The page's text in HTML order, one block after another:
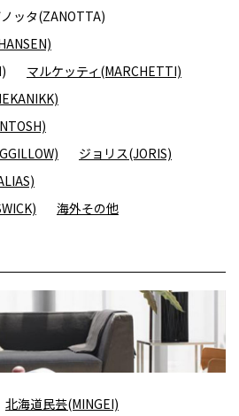
ッタ(ZANOTTA)
マルケッティ(MARCHETTI)
ジョリス(JORIS)
海外その他
北海道民芸(MINGEI)